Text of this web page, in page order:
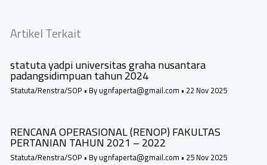
Artikel Terkait
statuta yadpi universitas graha nusantara
padangsidimpuan tahun 2024
Statuta/Renstra/SOP • Byugnfaperta@gmail.com • 22 Nov 2025
RENCANA OPERASIONAL (RENOP) FAKULTAS
PERTANIAN TAHUN 2021 – 2022
Statuta/Renstra/SOP • Byugnfaperta@gmail.com • 25 Nov 2025